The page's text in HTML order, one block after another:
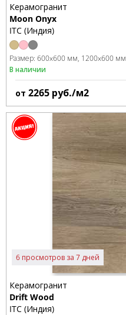
Керамогранит
Moon Onyx
ITC (Индия)
Размер: 600x600 мм 1200x600 мм
В наличии
от 2265 руб./м2
6 просмотров за 7 дней
Керамогранит
Drift Wood
ITC (Индия)